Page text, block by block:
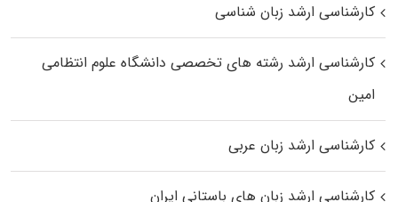
کارشناسی ارشد زبان شناسی
کارشناسی ارشد رﺷﺘﻪ ﻫﺎی تخصصی داﻧﺸﮕﺎه ﻋﻠﻮم انتظامی
اﻣﻴﻦ
کارشناسی ارشد زبان عربی
کارشناسی ارشد زبان‌ های باستانی ایران